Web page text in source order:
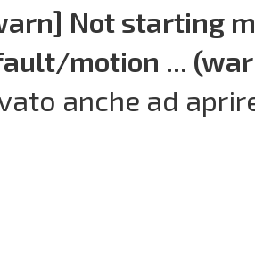
Not starting
motion ...
anche ad